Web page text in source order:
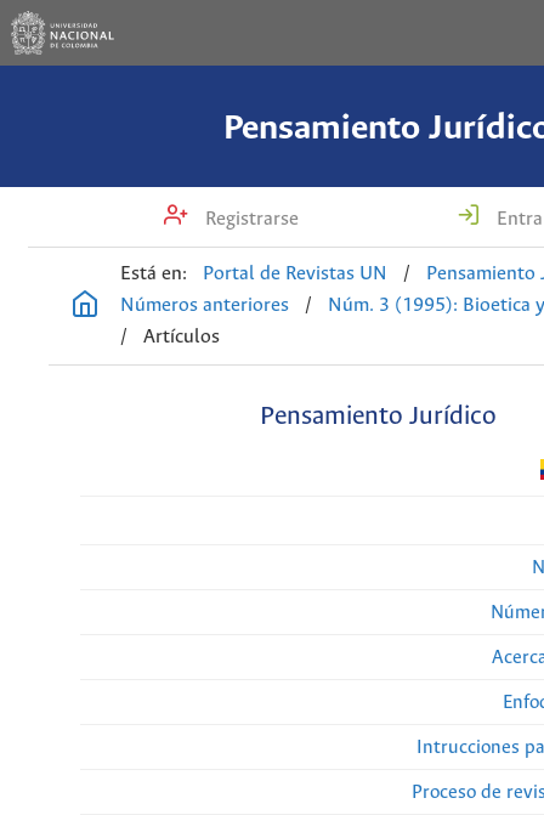
Pensamiento
Registrarse
Está en: Portal de Revistas UN /
Pensamiento
Números anteriores
/
Núm. 3 (1995): Bioetica
/
Artículos
Pensamiento Jurídico
Intrucciones
Proceso de